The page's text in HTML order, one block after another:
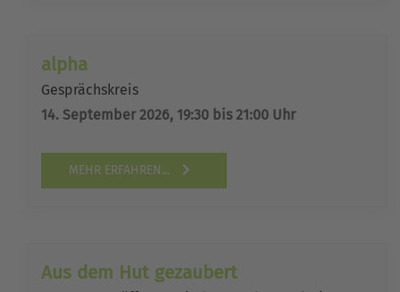
alpha
Gesprächskreis
14. September 2026, 19:30 bis 21:00 Uhr
MEHR ERFAHREN...
Aus dem Hut gezaubert